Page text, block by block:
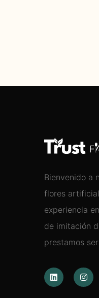
Bienvenido a
flores
experiencia
de imitación
prestamos